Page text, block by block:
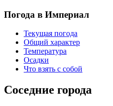
Погода в Империал
Текущая погода
Общий характер
Температура
Осадки
Что взять с собой
Соседние города